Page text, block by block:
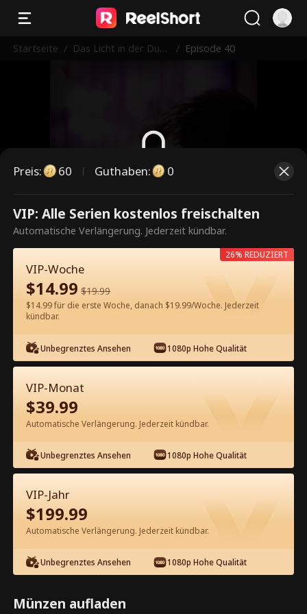
Startseite / Das Licht in der Dunk
/ Episode 40
Dies ist eine kostenpflichtige
Episode. Bitte entsperren, um
weiterzusehen.
60Jetzt entsperren
Kostenlos in der App ansehen
Episode 40 - Das Licht in der
Dunkelheit Kompletter Film
1-50 51-76
40 41 43 44
Preis: 60 Guthaben: 0
VIP: Alle Serien kostenlos freischalten
Automatische Verlängerung. Jederzeit kündbar.
VIP-Woche
$14.99 $19.99
$14.99 für die erste Woche, danach $19.99/Woche. Jederzeit
kündbar.
Unbegrenztes Ansehen 1080p Hohe Qualität
26% REDUZIERT
VIP-Monat
$39.99
Automatische Verlängerung. Jederzeit kündbar.
Unbegrenztes Ansehen 1080p Hohe Qualität
VIP-Jahr
$199.99
Automatische Verlängerung. Jederzeit kündbar.
Unbegrenztes Ansehen 1080p Hohe Qualität
Münzen aufladen